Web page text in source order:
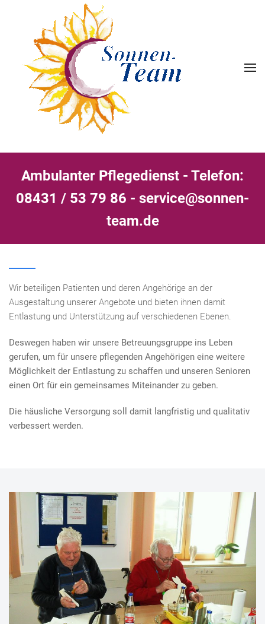
Ambulanter Pflegedienst - Telefon:
08431 / 53 79 86 - service@sonnen-
team.de
Wir beteiligen Patienten und deren Angehörige an der
Ausgestaltung unserer Angebote und bieten ihnen damit
Entlastung und Unterstützung auf verschiedenen Ebenen.
Deswegen haben wir unsere Betreuungsgruppe ins Leben
gerufen, um für unsere pflegenden Angehörigen eine weitere
Möglichkeit der Entlastung zu schaffen und unseren Senioren
einen Ort für ein gemeinsames Miteinander zu geben.
Die häusliche Versorgung soll damit langfristig und qualitativ
verbessert werden.